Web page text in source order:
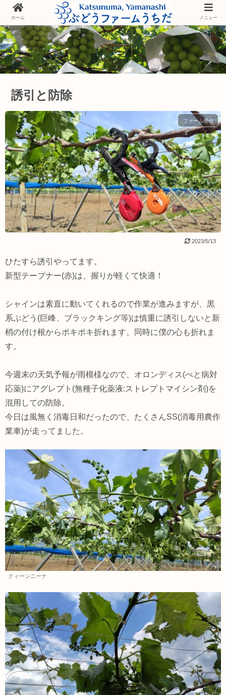
誘引と防除
ファーム通信
2023/5/13
ひたすら誘引やってます。
新型テープナー(赤)は、握りが軽くて快適！
シャインは素直に動いてくれるので作業が進みますが、黒
系ぶどう(巨峰、ブラックキング等)は慎重に誘引しないと新
梢の付け根からポキポキ折れます。同時に僕の心も折れま
す。
今週末の天気予報が雨模様なので、オロンディス(べと病対
応薬)にアグレプト(無種子化薬液:ストレプトマイシン剤)を
混用しての防除。
今日は風無く消毒日和だったので、たくさんSS(消毒用農作
業車)が走ってました。
クィーンニーナ
ホーム メニュー